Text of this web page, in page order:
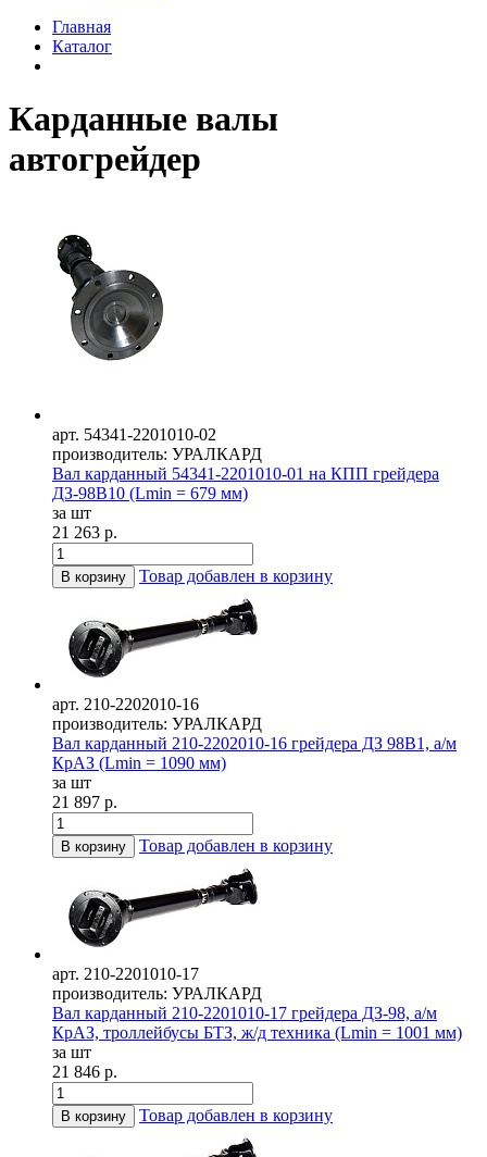
Главная
Каталог
Карданные валы
автогрейдер
арт. 54341-2201010-02
производитель: УРАЛКАРД
Вал карданный 54341-2201010-01 на КПП грейдера
ДЗ-98В10 (Lmin = 679 мм)
за шт
21 263 р.
В корзину Товар добавлен в корзину
арт. 210-2202010-16
производитель: УРАЛКАРД
Вал карданный 210-2202010-16 грейдера ДЗ 98В1, а/м
КрАЗ (Lmin = 1090 мм)
за шт
21 897 р.
В корзину Товар добавлен в корзину
арт. 210-2201010-17
производитель: УРАЛКАРД
Вал карданный 210-2201010-17 грейдера ДЗ-98, а/м
КрАЗ, троллейбусы БТЗ, ж/д техника (Lmin = 1001 мм)
за шт
21 846 р.
В корзину Товар добавлен в корзину